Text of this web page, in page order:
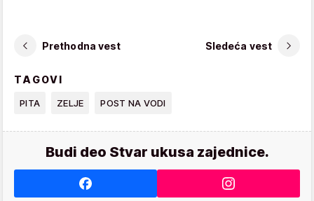
Prethodna vest Sledeća vest
TAGOVI
PITA ZELJE POST NA VODI
Budi deo Stvar ukusa zajednice.